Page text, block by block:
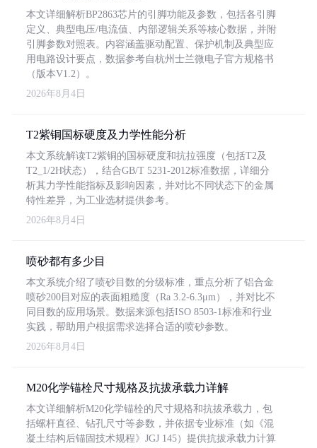
本文详细解析BP2863芯片的引脚功能及参数，包括各引脚
定义、典型电压/电流值、内部逻辑关系等核心数据，并附
引脚参数对照表。内容涵盖驱动配置、保护机制及典型应
用电路设计要点，数据参考自杭州士兰微电子官方规格书
（版本V1.2）。
2026年8月4日
T2紫铜国标硬度及力学性能分析
本文系统解读T2紫铜的国标硬度和抗拉强度（包括T2及
T2_1/2H状态），结合GB/T 5231-2012标准数据，详细分
析其力学性能指标及影响因素，并对比不同状态下的金属
特性差异，为工业选材提供参考。
2026年8月4日
喷砂都有多少目
本文系统介绍了喷砂目数的分级标准，重点分析了铝合金
喷砂200目对应的表面粗糙度（Ra 3.2-6.3μm），并对比不
同目数的应用场景。数据来源包括ISO 8503-1标准和行业
实践，帮助用户根据需求选择合适的喷砂参数。
2026年8月4日
M20化学锚栓尺寸规格及抗拔承载力详解
本文详细解析M20化学锚栓的尺寸规格和抗拔承载力，包
括螺杆直径、钻孔尺寸等参数，并依据专业标准（如《混
凝土结构后锚固技术规程》JGJ 145）提供抗拔承载力计算